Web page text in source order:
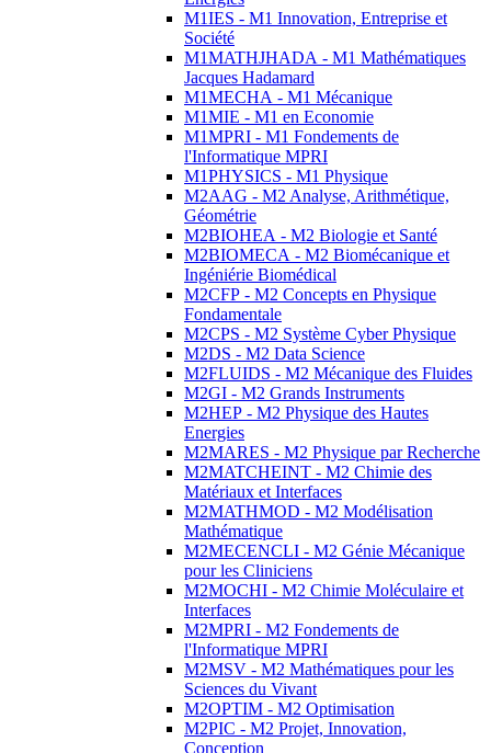
M1IES - M1 Innovation, Entreprise et
Société
M1MATHJHADA - M1 Mathématiques
Jacques Hadamard
M1MECHA - M1 Mécanique
M1MIE - M1 en Economie
M1MPRI - M1 Fondements de
l'Informatique MPRI
M1PHYSICS - M1 Physique
M2AAG - M2 Analyse, Arithmétique,
Géométrie
M2BIOHEA - M2 Biologie et Santé
M2BIOMECA - M2 Biomécanique et
Ingéniérie Biomédical
M2CFP - M2 Concepts en Physique
Fondamentale
M2CPS - M2 Système Cyber Physique
M2DS - M2 Data Science
M2FLUIDS - M2 Mécanique des Fluides
M2GI - M2 Grands Instruments
M2HEP - M2 Physique des Hautes
Energies
M2MARES - M2 Physique par Recherche
M2MATCHEINT - M2 Chimie des
Matériaux et Interfaces
M2MATHMOD - M2 Modélisation
Mathématique
M2MECENCLI - M2 Génie Mécanique
pour les Cliniciens
M2MOCHI - M2 Chimie Moléculaire et
Interfaces
M2MPRI - M2 Fondements de
l'Informatique MPRI
M2MSV - M2 Mathématiques pour les
Sciences du Vivant
M2OPTIM - M2 Optimisation
M2PIC - M2 Projet, Innovation,
Conception